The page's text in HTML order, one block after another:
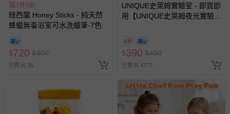
滿1件9折
紐西蘭 Honey Sticks - 純天然
蜂蠟無毒浴室可水洗蠟筆-7色
$720 $900
已售出 36
UNIQUE史萊姆實驗室 - 即買即
用【UNIQUE史萊姆夜光實驗室
人小孩均一價(3歲以上需購票))
8折
$390 $490
已售出 4375